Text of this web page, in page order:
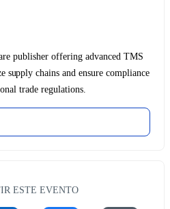
publisher offering advanced TMS
supply chains and ensure compliance
trade regulations.
ESTE EVENTO